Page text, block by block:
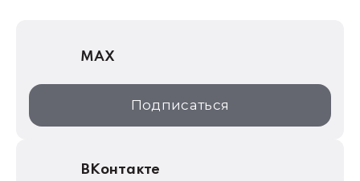
1С:Дистрибьюция
1С:Образование
ИТС.1C.ru
MAX
Подписаться
ВКонтакте